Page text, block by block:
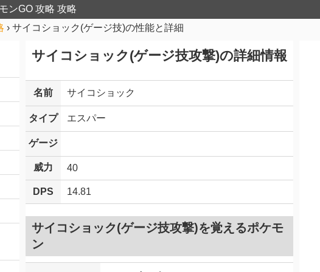
ンGO 攻略 攻略
› サイコショック(ゲージ技)の性能と詳細
サイコショック(ゲージ技攻撃)の詳細情報
名前 サイコショック
タイプ エスパー
ゲージ
威力 40
DPS 14.81
サイコショック(ゲージ技攻撃)を覚えるポケモ
ン